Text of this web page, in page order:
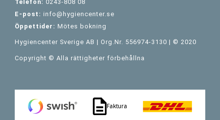
Telefon: 0243-808 08
E-post: info@hygiencenter.se
Öppettider: Mötes bokning
Hygiencenter Sverige AB | Org.Nr. 556974-3130 | © 2020
Copyright © Alla rättigheter förbehållna
Faktura